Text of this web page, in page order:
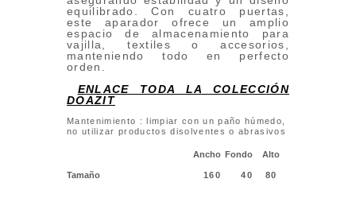
equilibrado. Con cuatro puertas,
este aparador ofrece un amplio
espacio de almacenamiento para
vajilla, textiles o accesorios,
manteniendo todo en perfecto
orden.
ENLACE TODA LA COLECCIÓN
DOAZIT
Mantenimiento : limpiar con un paño húmedo,
no utilizar productos disolventes o abrasivos
Ancho Fondo Alto
Tamaño 160 40 80